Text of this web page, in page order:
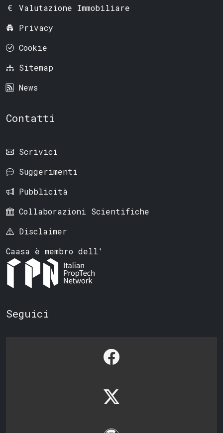
Valutazione Immobiliare
Privacy
Cookie
Sitemap
News
Contatti
Scrivici
Suggerimenti
Pubblicità
Collaborazioni Scientifiche
Disclaimer
Caasa è membro dell'
Seguici